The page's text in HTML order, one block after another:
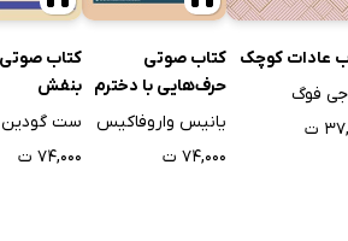
عادات کوچک
فوگ
ت
کتاب صوتی
حرف‌هایی با دخترم
درباره‌ی اقتصاد
یانیس واروفاکیس
۷۴,۰۰۰ ت
کتاب صوتی
بنفش
ست گودین
۷۴,۰۰۰ ت